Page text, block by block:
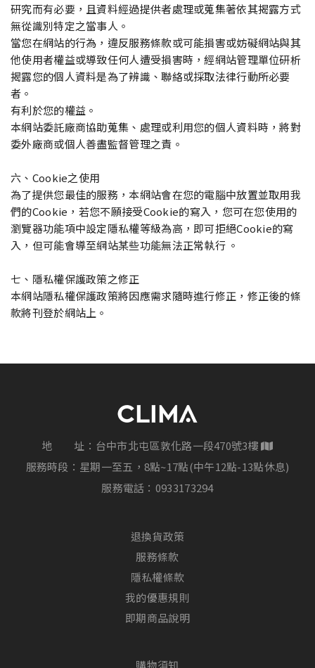
研究而有必要，且資料經過提供者處理或蒐集著依其揭露方式
無從識別特定之當事人。
當您在網站的行為，違反服務條款或可能損害或妨礙網站與其
他使用者權益或導致任何人遭受損害時，經網站管理單位研析
揭露您的個人資料是為了辨識、聯絡或採取法律行動所必要
者。
有利於您的權益。
本網站委託廠商協助蒐集、處理或利用您的個人資料時，將對
委外廠商或個人善盡監督管理之責。
六、Cookie之使用
為了提供您最佳的服務，本網站會在您的電腦中放置並取用我
們的Cookie，若您不願接受Cookie的寫入，您可在您使用的
瀏覽器功能項中設定隱私權等級為高，即可拒絕Cookie的寫
入，但可能會導至網站某些功能無法正常執行 。
七、隱私權保護政策之修正
本網站隱私權保護政策將因應需求隨時進行修正，修正後的條
款將刊登於網站上。
地 址：台中市北屯區敦化路一段470號3樓
服務時段：星期一至五，8點~17點(中午12點-13點休息)
服務電話： 0933173294
退換貨政策
服務條款
隱私權條款
我的優惠規則
即期商品說明